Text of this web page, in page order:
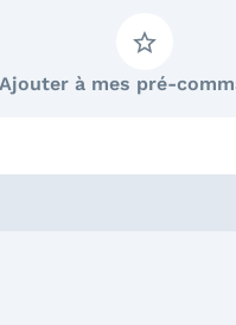
Ajouter à mes pré-